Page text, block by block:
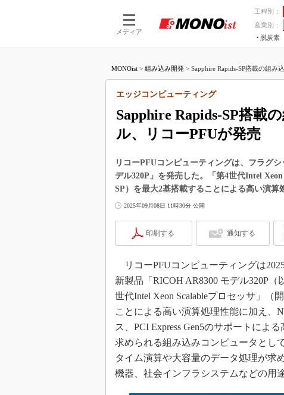
メディア
工程別：
産業別：
脱炭素
つながる工場AI×設備保全
MONOist > 組み込み開発 > Sapphire Rapids-SP搭載の組み
Sapphire Rapids-SP搭載
ル、リコーPFUが発売
エッジコンピューティング
リコーPFUコンピューティングは、フラグ
デル320P」を発売した。「第4世代Intel
SP）を最大2基搭載することによる高い演算
2025年09月08日 11時30分 公開
印刷する 通知する
リコーPFUコンピューティングは
新製品「RICOH AR8300 モデル320P
世代Intel Xeon Scalableプロセッサ」（
ことによる高い演算処理性能に加え、
ス、PCI Express Gen5のサポートによ
求められる組み込みコンピュータとし
タイム演算や大容量のデータ処理が求
機器、社会インフラシステムなどの用